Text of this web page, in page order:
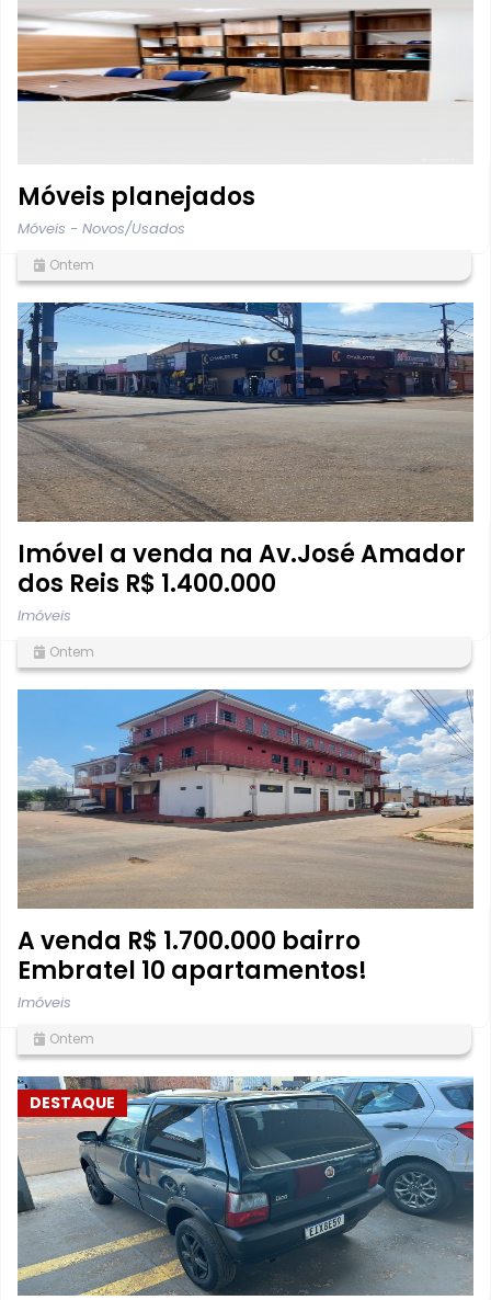
Móveis planejados
Móveis - Novos/Usados
Ontem
Imóvel a venda na Av.José Amador
dos Reis R$ 1.400.000
Imóveis
Ontem
A venda R$ 1.700.000 bairro
Embratel 10 apartamentos!
Imóveis
Ontem
DESTAQUE